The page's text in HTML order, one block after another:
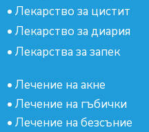
• Лекарство за цистит
• Лекарство за диария
• Лекарства за запек
• Лечение на акне
• Лечение на гъбички
• Лечение на безсъние